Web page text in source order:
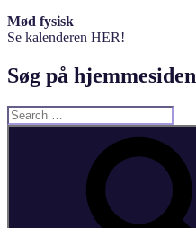
Mød fysisk
Se kalenderen HER!
Søg på hjemmesiden
Search
for: